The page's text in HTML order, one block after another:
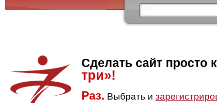
Сделать сайт просто
три»!
Раз. Выбрать и